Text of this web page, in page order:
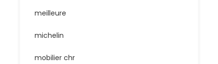
meilleure
michelin
mobilier chr